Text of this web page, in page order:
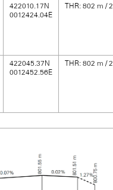
422010.17N
0012424.04E
THR: 802 m /
422045.37N
0012452.56E
THR: 802 m /